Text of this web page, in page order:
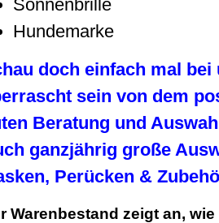
Sonnenbrille
Hundemarke
doch einfach mal
sein von dem
Beratung und
ganzjährig große
Perücken &
Warenbestand zeigt an,